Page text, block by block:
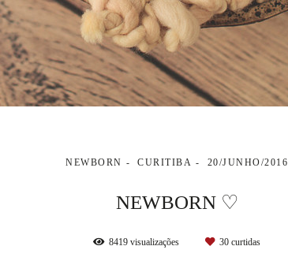
NEWBORN CURITIBA 20/JUNHO/2016
NEWBORN ♡
8419 visualizações 30 curtidas